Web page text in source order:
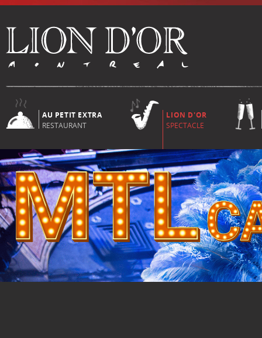
AU PETIT EXTRA
RESTAURANT
LION D'OR
SPECTACLE